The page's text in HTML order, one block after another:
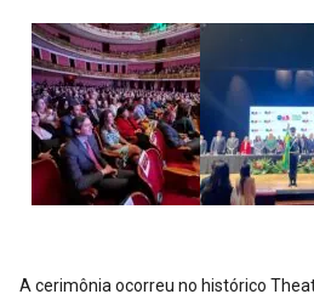
A cerimônia ocorreu no histórico